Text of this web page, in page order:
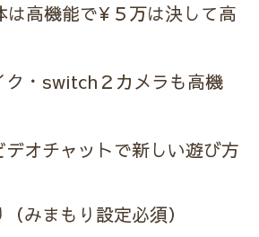
高機能で¥５万は決して高
ク・switch２カメラも高機
オチャットで新しい遊び方
みまもり設定必須）